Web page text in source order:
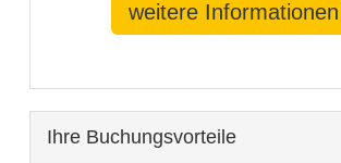
weitere Informationen
Ihre Buchungsvorteile